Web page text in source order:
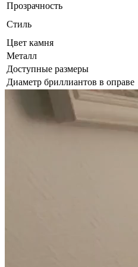
Прозрачность
Стиль
Цвет камня
Металл
Доступные размеры
Диаметр бриллиантов в оправе